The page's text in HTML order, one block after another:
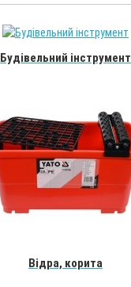
Будівельний інструмент
Відра, корита